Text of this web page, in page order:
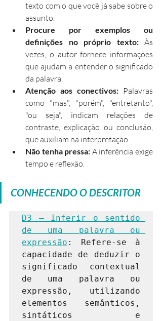
texto com o que você já sabe sobre o
assunto.
Procure por exemplos ou
definições no próprio texto: Às
vezes, o autor fornece informações
que ajudam a entender o significado
da palavra.
Atenção aos conectivos: Palavras
como "mas", "porém", "entretanto",
"ou seja", indicam relações de
contraste, explicação ou conclusão,
que auxiliam na interpretação.
Não tenha pressa: A inferência exige
tempo e reflexão.
CONHECENDO O DESCRITOR
D3 – Inferir o sentido
de uma palavra ou
expressão : Refere-se à
capacidade de deduzir o
significado contextual
de uma palavra ou
expressão, utilizando
elementos semânticos,
sintáticos e